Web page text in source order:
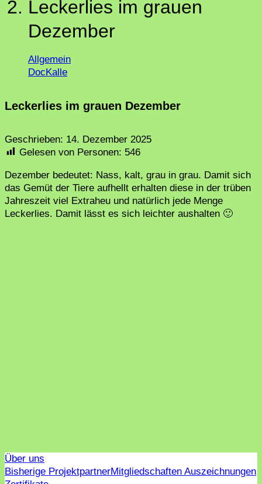
Leckerlies im grauen
Dezember
Allgemein
DocKalle
Leckerlies im grauen Dezember
Geschrieben: 14. Dezember 2025
Gelesen von Personen: 546
Dezember bedeutet: Nass, kalt, grau in grau. Damit sich
das Gemüt der Tiere aufhellt erhalten diese in der trüben
Jahreszeit viel Extraheu und natürlich jede Menge
Leckerlies. Damit lässt es sich leichter aushalten 🙂
Über uns
Bisherige ProjektpartnerMitgliedschaften Auszeichnungen